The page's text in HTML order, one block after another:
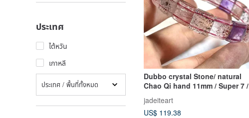
ประเทศ
ไต้หวัน
เกาหลี
ประเทศ / พื้นที่ทั้งหมด
Dubbo crystal Stone/ natural
Chao Qi hand 11mm / Super 7 /
backbone / backbone seven
jadeiteart
US$ 119.38